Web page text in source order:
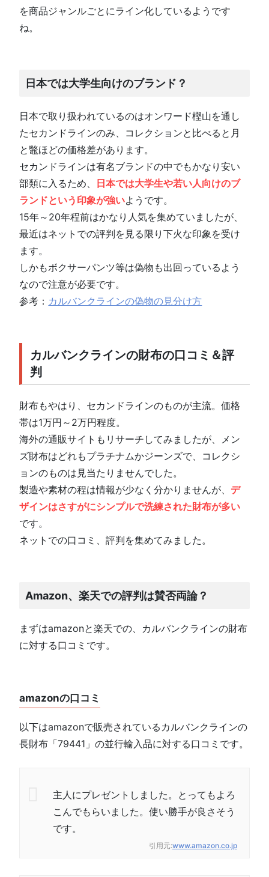
を商品ジャンルごとにライン化しているようです
ね。
日本では大学生向けのブランド？
日本で取り扱われているのはオンワード樫山を通し
たセカンドラインのみ、コレクションと比べると月
と鼈ほどの価格差があります。
セカンドラインは有名ブランドの中でもかなり安い
部類に入るため、 日本では大学生や若い人向けのブ
ランドという印象が強いようです。
15年～20年程前はかなり人気を集めていましたが、
最近はネットでの評判を見る限り下火な印象を受け
ます。
しかもボクサーパンツ等は偽物も出回っているよう
なので注意が必要です。
参考： カルバンクラインの偽物の見分け方
カルバンクラインの財布の口コミ＆評
判
財布もやはり、セカンドラインのものが主流。価格
帯は1万円～2万円程度。
海外の通販サイトもリサーチしてみましたが、メン
ズ財布はどれもプラチナムかジーンズで、コレクシ
ョンのものは見当たりませんでした。
製造や素材の程は情報が少なく分かりませんが、 デ
ザインはさすがにシンプルで洗練された財布が多い
です。
ネットでの口コミ、評判を集めてみました。
Amazon、楽天での評判は賛否両論？
まずはamazonと楽天での、カルバンクラインの財布
に対する口コミです。
amazonの口コミ
以下はamazonで販売されているカルバンクラインの
長財布「79441」の並行輸入品に対する口コミです。
主人にプレゼントしました。とってもよろ
こんでもらいました。使い勝手が良さそう
です。
引用元:www.amazon.co.jp